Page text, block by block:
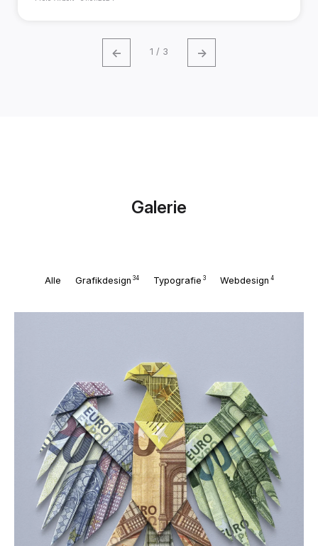
← 1 / 3 →
Galerie
Alle Grafikdesign 34 Typografie 3 Webdesign 4